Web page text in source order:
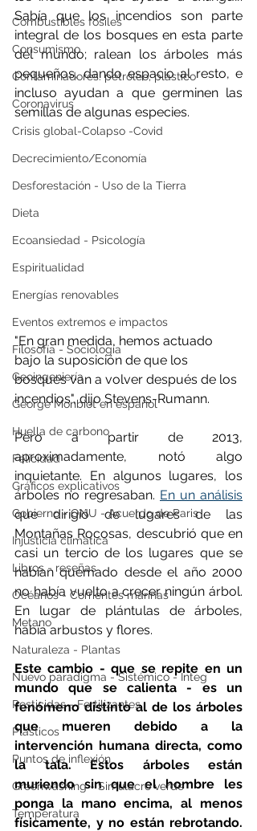
Combustibles fósiles
Consumismo
Contaminadores: petróleo, plástico
Coronavirus
Crisis global-Colapso -Covid
Decrecimiento/Economía
Desforestación - Uso de la Tierra
Dieta
Ecoansiedad - Psicología
Espiritualidad
Energías renovables
Eventos extremos e impactos
Filosofía - Sociología
Geoingeniería
George Monbiot en español
Huella de carbono
Felicidad
Gráficos explicativos
Gobierno - ONU - Acuerdo de Paris
Injusticia climática
Libros - reseñas
Océanos - Corrientes marinas
Metano
Naturaleza - Plantas
Nuevo paradigma - Sistémico - Integ
Pesticidas - Fertilizantes
Plásticos
Puntos de inflexión
Greenwashing - Simulacro verde
Temperatura
Sabía que los incendios son parte
integral de los bosques en esta parte
del mundo; ralean los árboles más
pequeños, dando espacio al resto, e
incluso ayudan a que germinen las
semillas de algunas especies.
"En gran medida, hemos actuado
bajo la suposición de que los
bosques van a volver después de los
incendios", dijo Stevens-Rumann.
Pero a partir de 2013,
aproximadamente, notó algo
inquietante. En algunos lugares, los
árboles no regresaban. En un análisis
que dirigió de lugares de las
Montañas Rocosas, descubrió que en
casi un tercio de los lugares que se
habían quemado desde el año 2000
no había vuelto a crecer ningún árbol.
En lugar de plántulas de árboles,
había arbustos y flores.
Este cambio - que se repite en un
mundo que se calienta - es un
fenómeno distinto al de los árboles
que mueren debido a la
intervención humana directa, como
la tala. Estos árboles están
muriendo sin que el hombre les
ponga la mano encima, al menos
físicamente, y no están rebrotando.